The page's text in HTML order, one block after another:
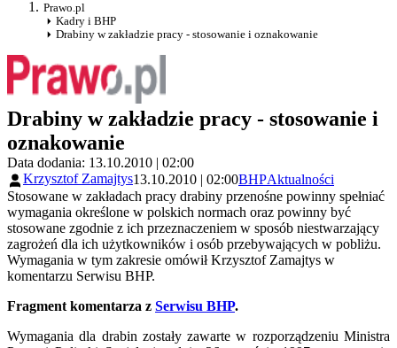
Prawo.pl
Kadry i BHP
Drabiny w zakładzie pracy - stosowanie i oznakowanie
Drabiny w zakładzie pracy - stosowanie i
oznakowanie
Data dodania: 13.10.2010 | 02:00
Krzysztof Zamajtys13.10.2010 | 02:00BHPAktualności
Stosowane w zakładach pracy drabiny przenośne powinny spełniać
wymagania określone w polskich normach oraz powinny być
stosowane zgodnie z ich przeznaczeniem w sposób niestwarzający
zagrożeń dla ich użytkowników i osób przebywających w pobliżu.
Wymagania w tym zakresie omówił Krzysztof Zamajtys w
komentarzu Serwisu BHP.
Fragment komentarza z Serwisu BHP.
Wymagania dla drabin zostały zawarte w rozporządzeniu Ministra